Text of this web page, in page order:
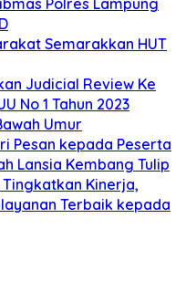
Semarakkan HUT
Judicial Review Ke
No 1 Tahun 2023
Umur
Pesan kepada Peserta
Lansia Kembang Tulip
Tingkatkan Kinerja,
Terbaik kepada